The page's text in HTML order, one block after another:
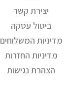
יצירת קשר
ביטול עסקה
מדיניות המשלוחים
מדיניות החזרות
הצהרת נגישות